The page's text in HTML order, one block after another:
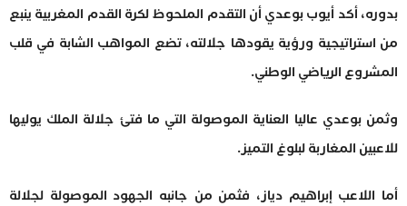
بدوره، أكد أيوب بوعدي أن التقدم الملحوظ لكرة القدم المغربية ينبع
من استراتيجية ورؤية يقودها جلالته، تضع المواهب الشابة في قلب
المشروع الرياضي الوطني.
وثمن بوعدي عاليا العناية الموصولة التي ما فتئ جلالة الملك يوليها
للاعبين المغاربة لبلوغ التميز.
أما اللاعب إبراهيم دياز، فثمن من جانبه الجهود الموصولة لجلالة